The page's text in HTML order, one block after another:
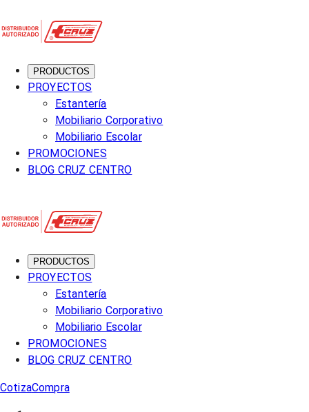
PRODUCTOS
PROYECTOS
Estantería
Mobiliario Corporativo
Mobiliario Escolar
PROMOCIONES
BLOG CRUZ CENTRO
PRODUCTOS
PROYECTOS
Estantería
Mobiliario Corporativo
Mobiliario Escolar
PROMOCIONES
BLOG CRUZ CENTRO
CotizaCompra